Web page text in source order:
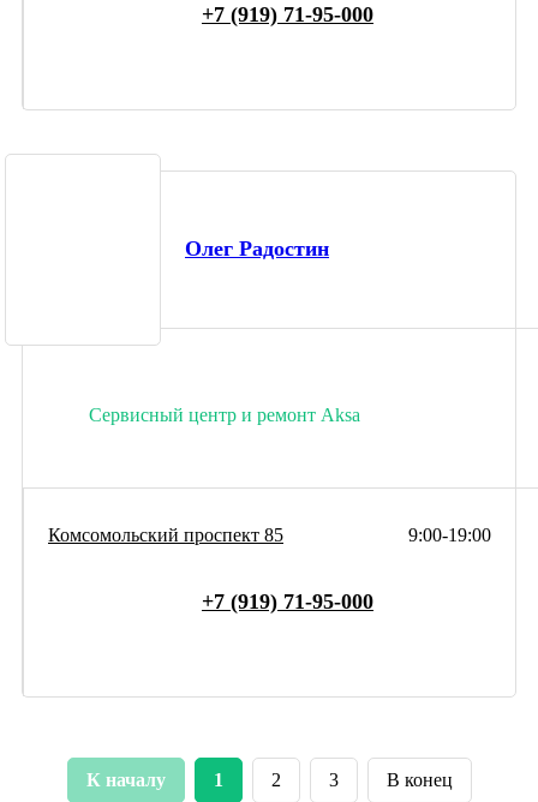
+7 (919) 71-95-000
Олег Радостин
Сервисный центр и ремонт Aksa
9:00-19:00
Комсомольский проспект 85
+7 (919) 71-95-000
К началу 1 2 3 В конец